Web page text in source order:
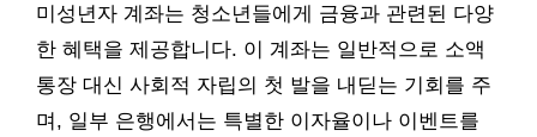
미성년자 계좌는 청소년들에게 금융과 관련된 다양
한 혜택을 제공합니다. 이 계좌는 일반적으로 소액
통장 대신 사회적 자립의 첫 발을 내딛는 기회를 주
며, 일부 은행에서는 특별한 이자율이나 이벤트를